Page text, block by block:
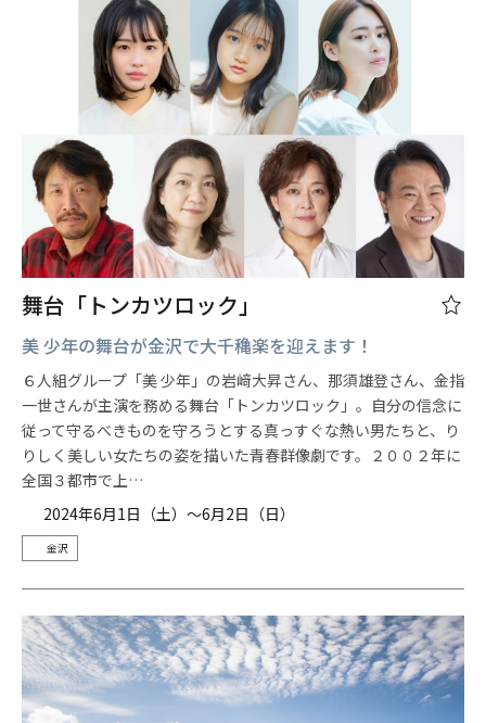
舞台「トンカツロック」
美 少年の舞台が金沢で大千穐楽を迎えます！
６人組グループ「美 少年」の岩﨑大昇さん、那須雄登さん、金指
一世さんが主演を務める舞台「トンカツロック」。自分の信念に
従って守るべきものを守ろうとする真っすぐな熱い男たちと、り
りしく美しい女たちの姿を描いた青春群像劇です。２００２年に
全国３都市で上…
2024年6月1日（土）～6月2日（日）
金沢